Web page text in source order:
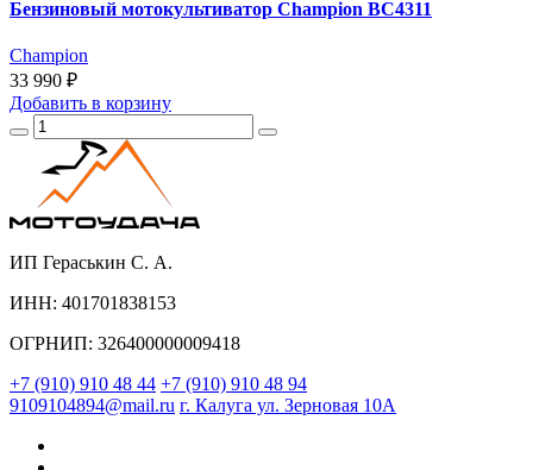
Бензиновый мотокультиватор Champion ВC4311
Champion
33 990 ₽
Добавить в корзину
ИП Гераськин С. А.
ИНН: 401701838153
ОГРНИП: 326400000009418
+7 (910) 910 48 44 +7 (910) 910 48 94
9109104894@mail.ru г. Калуга ул. Зерновая 10А